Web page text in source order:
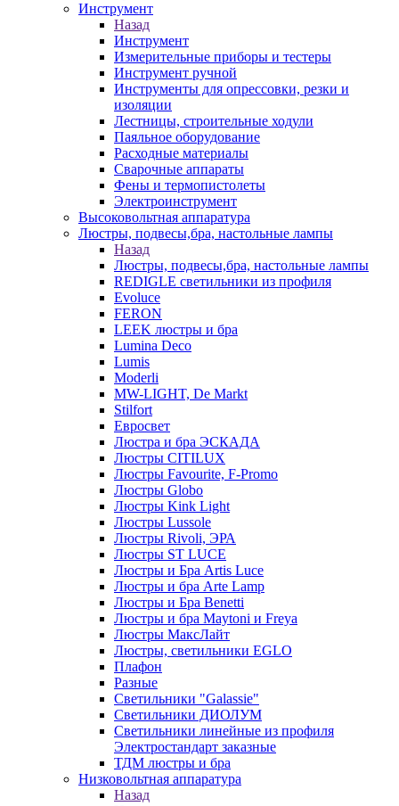
Инструмент
Назад
Инструмент
Измерительные приборы и тестеры
Инструмент ручной
Инструменты для опрессовки, резки и
изоляции
Лестницы, строительные ходули
Паяльное оборудование
Расходные материалы
Сварочные аппараты
Фены и термопистолеты
Электроинструмент
Высоковольтная аппаратура
Люстры, подвесы,бра, настольные лампы
Назад
Люстры, подвесы,бра, настольные лампы
REDIGLE светильники из профиля
Evoluce
FERON
LEEK люстры и бра
Lumina Deco
Lumis
Moderli
MW-LIGHT, De Markt
Stilfort
Евросвет
Люстра и бра ЭСКАДА
Люстры CITILUX
Люстры Favourite, F-Promo
Люстры Globo
Люстры Kink Light
Люстры Lussole
Люстры Rivoli, ЭРА
Люстры ST LUCE
Люстры и Бра Artis Luce
Люстры и бра Arte Lamp
Люстры и Бра Benetti
Люстры и бра Maytoni и Freya
Люстры МаксЛайт
Люстры, светильники EGLO
Плафон
Разные
Светильники "Galassie"
Светильники ДИОЛУМ
Светильники линейные из профиля
Электростандарт заказные
ТДМ люстры и бра
Низковольтная аппаратура
Назад